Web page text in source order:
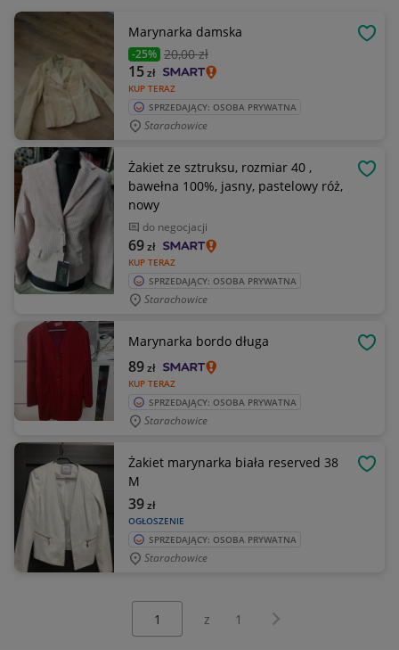
Marynarka damska
-25% 20,00 zł
KUP TERAZ
15zł
SPRZEDAJĄCY: OSOBA PRYWATNA
Starachowice
Żakiet ze sztruksu, rozmiar 40 ,
bawełna 100%, jasny, pastelowy róż,
nowy
do negocjacji
KUP TERAZ
69zł
SPRZEDAJĄCY: OSOBA PRYWATNA
Starachowice
Marynarka bordo długa
KUP TERAZ
89zł
SPRZEDAJĄCY: OSOBA PRYWATNA
Starachowice
Żakiet marynarka biała reserved 38
M
OGŁOSZENIE
39zł
SPRZEDAJĄCY: OSOBA PRYWATNA
Starachowice
z 1 Następna strona